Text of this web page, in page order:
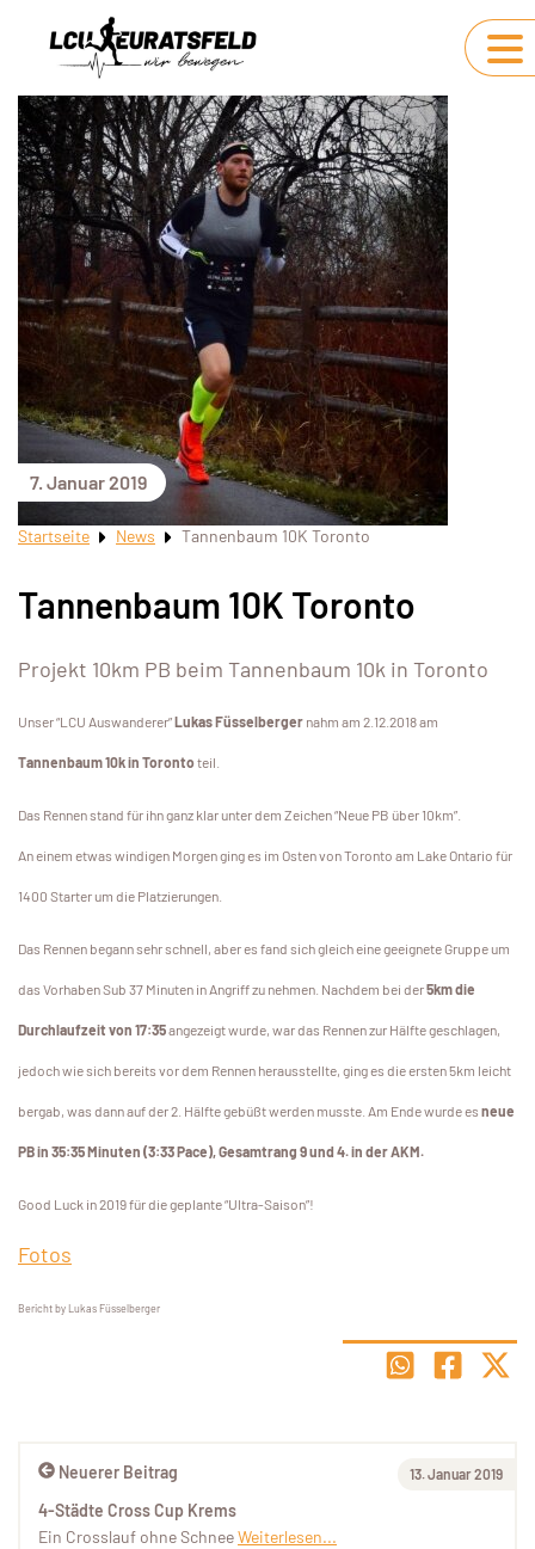
7. Januar 2019
Startseite News Tannenbaum 10K Toronto
Tannenbaum 10K Toronto
Projekt 10km PB beim Tannenbaum 10k in Toronto
Unser “LCU Auswanderer”Lukas Füsselberger nahm am 2.12.2018 am
Tannenbaum 10k in Torontoteil.
Das Rennen stand für ihn ganz klar unter dem Zeichen “Neue PB über 10km”.
An einem etwas windigen Morgen ging es im Osten von Toronto am Lake Ontario für
1400 Starter um die Platzierungen.
Das Rennen begann sehr schnell, aber es fand sich gleich eine geeignete Gruppe um
das Vorhaben Sub 37 Minuten in Angriff zu nehmen. Nachdem bei der5km die
Durchlaufzeit von 17:35angezeigt wurde, war das Rennen zur Hälfte geschlagen,
jedoch wie sich bereits vor dem Rennen herausstellte, ging es die ersten 5km leicht
bergab, was dann auf der 2. Hälfte gebüßt werden musste. Am Ende wurde es neue
PB in 35:35 Minuten (3:33 Pace), Gesamtrang 9 und 4. in der AKM.
Good Luck in 2019 für die geplante “Ultra-Saison”!
Fotos
Bericht by Lukas Füsselberger
Neuerer Beitrag 13. Januar 2019
4-Städte Cross Cup Krems
Ein Crosslauf ohne SchneeWeiterlesen...